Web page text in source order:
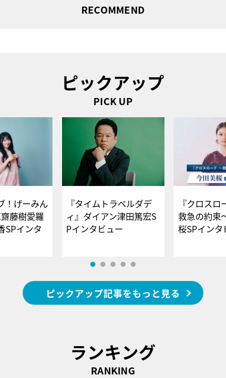
RECOMMEND
ピックアップ
PICK UP
！げーみん
藤樹愛羅
SPインタ
『タイムトラベルダデ
ィ』ダイアン津田篤宏S
Pインタビュー
『クロス
救急の約束
桜SPイ
ピックアップ記事をもっと見る
ランキング
RANKING